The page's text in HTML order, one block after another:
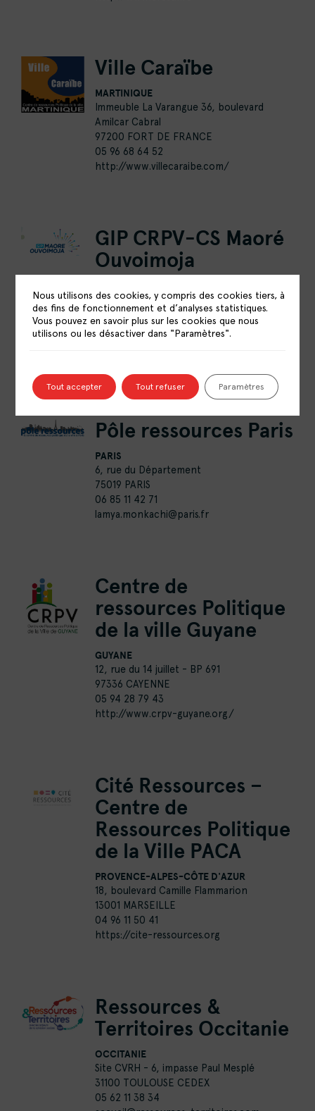
Ville Caraïbe
MARTINIQUE
Immeuble La Varangue 36, boulevard
Amilcar Cabral
97200 FORT DE FRANCE
05 96 68 64 52
http://www.villecaraibe.com/
GIP CRPV-CS Maoré
Ouvoimoja
1 rue Caféni Combani
97680 TSINGONI
02 69 60 97 29
Pôle ressources Paris
PARIS
6, rue du Département
75019 PARIS
06 85 11 42 71
lamya.monkachi@paris.fr
Centre de
ressources Politique
de la ville Guyane
GUYANE
12, rue du 14 juillet - BP 691
97336 CAYENNE
05 94 28 79 43
http://www.crpv-guyane.org/
Cité Ressources –
Centre de
Ressources Politique
de la Ville PACA
PROVENCE-ALPES-CÔTE D'AZUR
18, boulevard Camille Flammarion
13001 MARSEILLE
04 96 11 50 41
https://cite-ressources.org
Ressources &
Territoires Occitanie
OCCITANIE
Site CVRH - 6, impasse Paul Mesplé
31100 TOULOUSE CEDEX
05 62 11 38 34
Nous utilisons des cookies, y compris des cookies tiers, à
des fins de fonctionnement et d’analyses statistiques.
Vous pouvez en savoir plus sur les cookies que nous
utilisons ou les désactiver dans "Paramètres".
Tout accepter Tout refuser Paramètres